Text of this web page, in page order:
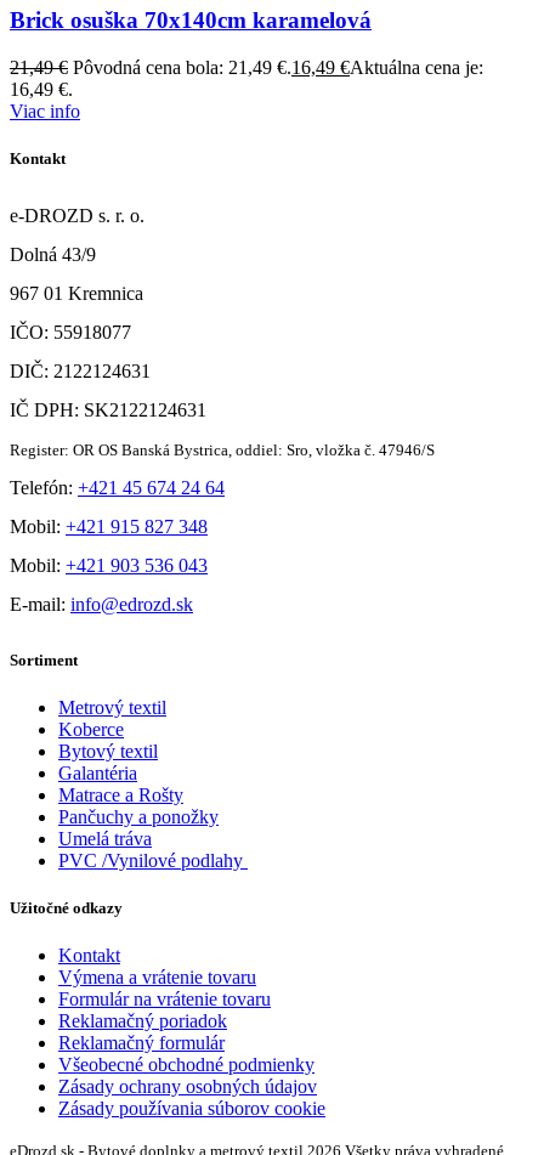
Brick osuška 70x140cm karamelová
21,49€ Pôvodná cena bola: 21,49 €.16,49 €Aktuálna cena je:
16,49 €.
Viac info
Kontakt
e-DROZD s. r. o.
Dolná 43/9
967 01 Kremnica
IČO: 55918077
DIČ: 2122124631
IČ DPH: SK2122124631
Register: OR OS Banská Bystrica, oddiel: Sro, vložka č. 47946/S
Telefón: +421 45 674 24 64
Mobil: +421 915 827 348
Mobil: +421 903 536 043
E-mail: info@edrozd.sk
Sortiment
Metrový textil
Koberce
Bytový textil
Galantéria
Matrace a Rošty
Pančuchy a ponožky
Umelá tráva
PVC /Vynilové podlahy
Užitočné odkazy
Kontakt
Výmena a vrátenie tovaru
Formulár na vrátenie tovaru
Reklamačný poriadok
Reklamačný formulár
Všeobecné obchodné podmienky
Zásady ochrany osobných údajov
Zásady používania súborov cookie
eDrozd.sk - Bytové doplnky a metrový textil 2026 Všetky práva vyhradené